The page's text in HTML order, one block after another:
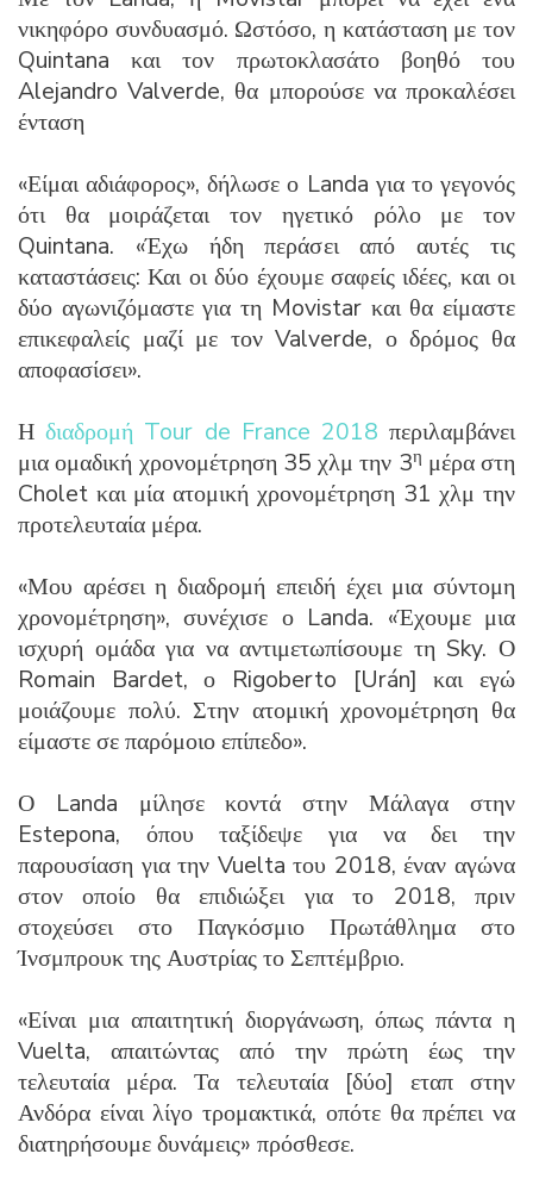
νικηφόρο συνδυασμό. Ωστόσο, η κατάσταση με τον
Quintana και τον πρωτοκλασάτο βοηθό του
Alejandro Valverde, θα μπορούσε να προκαλέσει
ένταση
«Είμαι αδιάφορος», δήλωσε ο Landa για το γεγονός
ότι θα μοιράζεται τον ηγετικό ρόλο με τον
Quintana. «Έχω ήδη περάσει από αυτές τις
καταστάσεις: Και οι δύο έχουμε σαφείς ιδέες, και οι
δύο αγωνιζόμαστε για τη Movistar και θα είμαστε
επικεφαλείς μαζί με τον Valverde, ο δρόμος θα
αποφασίσει».
Ηδιαδρομή Tour de France 2018 περιλαμβάνει
μια ομαδική χρονομέτρηση 35 χλμ την 3η μέρα στη
Cholet και μία ατομική χρονομέτρηση 31 χλμ την
προτελευταία μέρα.
«Μου αρέσει η διαδρομή επειδή έχει μια σύντομη
χρονομέτρηση», συνέχισε ο Landa. «Έχουμε μια
ισχυρή ομάδα για να αντιμετωπίσουμε τη Sky. Ο
Romain Bardet, ο Rigoberto [Urán] και εγώ
μοιάζουμε πολύ. Στην ατομική χρονομέτρηση θα
είμαστε σε παρόμοιο επίπεδο».
Ο Landa μίλησε κοντά στην Μάλαγα στην
Estepona, όπου ταξίδεψε για να δει την
παρουσίαση για την Vuelta του 2018, έναν αγώνα
στον οποίο θα επιδιώξει για το 2018, πριν
στοχεύσει στο Παγκόσμιο Πρωτάθλημα στο
Ίνσμπρουκ της Αυστρίας το Σεπτέμβριο.
«Είναι μια απαιτητική διοργάνωση, όπως πάντα η
Vuelta, απαιτώντας από την πρώτη έως την
τελευταία μέρα. Τα τελευταία [δύο] εταπ στην
Ανδόρα είναι λίγο τρομακτικά, οπότε θα πρέπει να
διατηρήσουμε δυνάμεις» πρόσθεσε.